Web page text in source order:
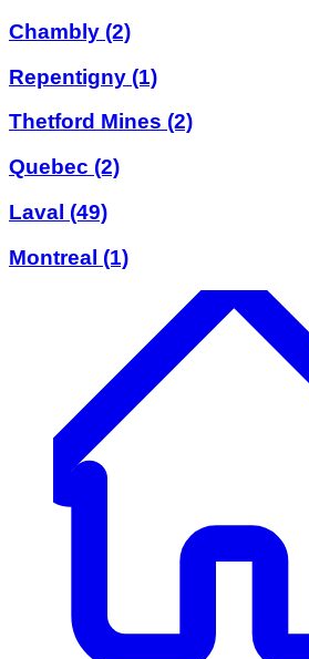
Chambly (2)
Repentigny (1)
Thetford Mines (2)
Quebec (2)
Laval (49)
Montreal (1)